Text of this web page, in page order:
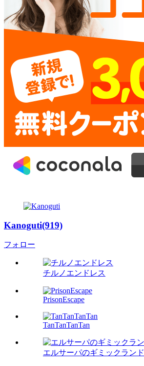
Kanoguti(919)
フォロー
チルノエンドレス
PrisonEscape
TanTanTanTan
エルサーパのギミックランド